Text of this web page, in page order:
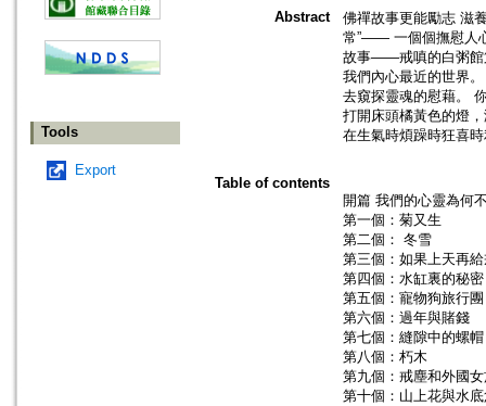
Tools
Export
Abstract
佛禪故事更能勵志 滋
常”—— 一個個撫慰人
故事——戒嗔的白粥館
我們內心最近的世界
去窺探靈魂的慰藉。
打開床頭橘黃色的燈
在生氣時煩躁時狂喜
Table of contents
開篇 我們的心靈為何
第一個：菊又生
第二個： 冬雪
第三個：如果上天再
第四個：水缸裏的秘密
第五個：寵物狗旅行團
第六個：過年與賭錢
第七個：縫隙中的螺帽
第八個：朽木
第九個：戒塵和外國
第十個：山上花與水